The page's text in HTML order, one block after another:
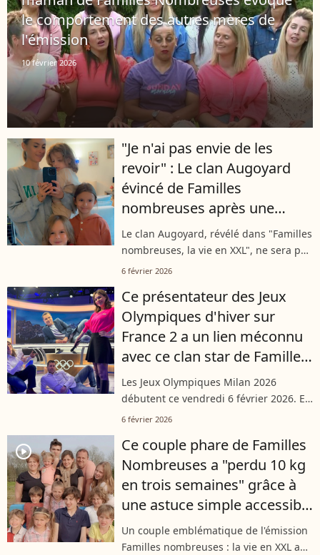
le comportement des autres mères de
l'émission
10 février 2026
"Je n'ai pas envie de les
revoir" : Le clan Augoyard
évincé de Familles
nombreuses après une
saison, la mère Roxane
prend la parole
Le clan Augoyard, révélé dans "Familles
nombreuses, la vie en XXL", ne sera pas
de retour pour la prochaine saison. La
parole évoquant le sujet mais...
6 février 2026
Ce présentateur des Jeux
Olympiques d'hiver sur
France 2 a un lien méconnu
avec ce clan star de Familles
nombreuses
Les Jeux Olympiques Milan 2026
débutent ce vendredi 6 février 2026. Et
parmi les visages de France 2 pour
connu, notamment de par son lien
avec...
6 février 2026
player2
Ce couple phare de Familles
Nombreuses a "perdu 10 kg
en trois semaines" grâce à
une astuce simple accessible
à tous
Un couple emblématique de l'émission
Familles nombreuses : la vie en XXL a